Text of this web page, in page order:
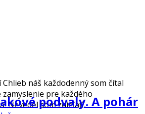
náš každodenný som čítal
pre každého
Nevedel som zdieľať...
podvaly. A pohár